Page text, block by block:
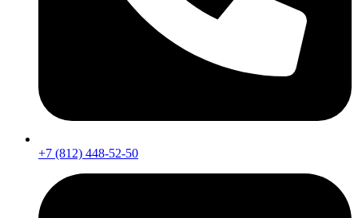
+7 (812) 448-52-50